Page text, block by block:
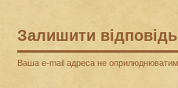
Залишити відповідь
Ваша e-mail адреса не